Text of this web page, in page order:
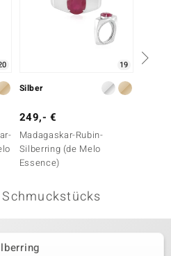
19
Silber
249,- €
Madagaskar-Rubin-
Silberring (de Melo
Essence)